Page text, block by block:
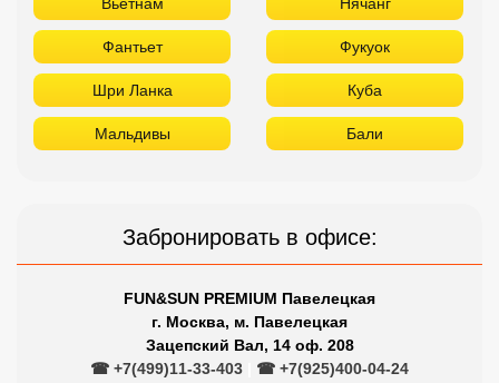
Фантьет Фукуок
Шри Ланка Куба
Мальдивы Бали
Забронировать в офисе:
FUN&SUN PREMIUM Павелецкая
г. Москва, м. Павелецкая
Зацепский Вал, 14 оф. 208
☎ +7(499)11-33-403
☎ +7(925)400-04-24